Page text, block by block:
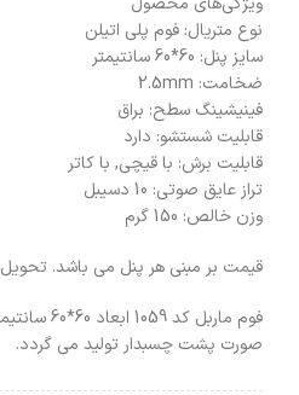
نوع متریال: فوم پلی اتیلن
سایز پنل: 60*60 سانتیمتر
ضخامت: 2.5mm
فینیشینگ سطح: براق
قابلیت شستشو: دارد
قابلیت برش: با قیچی, با کاتر
تراز عایق صوتی: 10 دسیبل
وزن خالص: 150 گرم
قیمت بر مبنی هر پنل می باشد. تحویل 1 روزه
صورت پشت چسبدار تولید می گردد.